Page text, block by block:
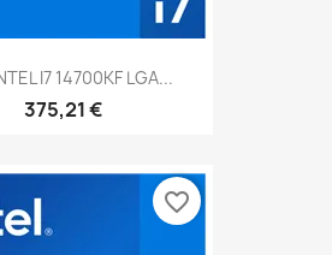
I7 14700KF LGA...
375,21 €
favorite_border